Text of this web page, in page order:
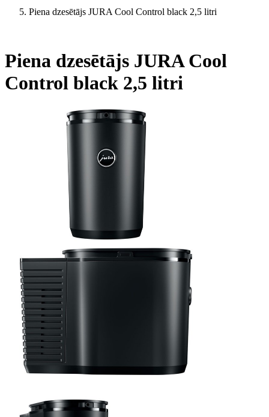
Piena dzesētājs JURA Cool Control black 2,5 litri
Piena dzesētājs JURA Cool
Control black 2,5 litri